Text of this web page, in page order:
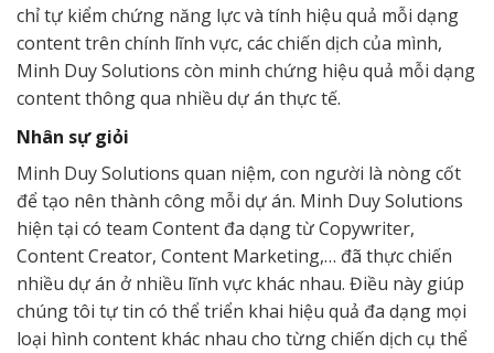
chỉ tự kiểm chứng năng lực và tính hiệu quả mỗi dạng
content trên chính lĩnh vực, các chiến dịch của mình,
Minh Duy Solutions còn minh chứng hiệu quả mỗi dạng
content thông qua nhiều dự án thực tế.
Nhân sự giỏi
Minh Duy Solutions quan niệm, con người là nòng cốt
để tạo nên thành công mỗi dự án. Minh Duy Solutions
hiện tại có team Content đa dạng từ Copywriter,
Content Creator, Content Marketing,… đã thực chiến
nhiều dự án ở nhiều lĩnh vực khác nhau. Điều này giúp
chúng tôi tự tin có thể triển khai hiệu quả đa dạng mọi
loại hình content khác nhau cho từng chiến dịch cụ thể